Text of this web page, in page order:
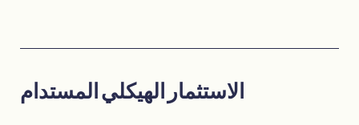
الاستثمار الهيكلي المستدام